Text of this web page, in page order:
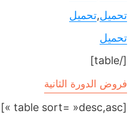
تحميل,تحميل
تحميل
[/table]
فروض الدورة الثانية
[table sort= »desc,asc »]